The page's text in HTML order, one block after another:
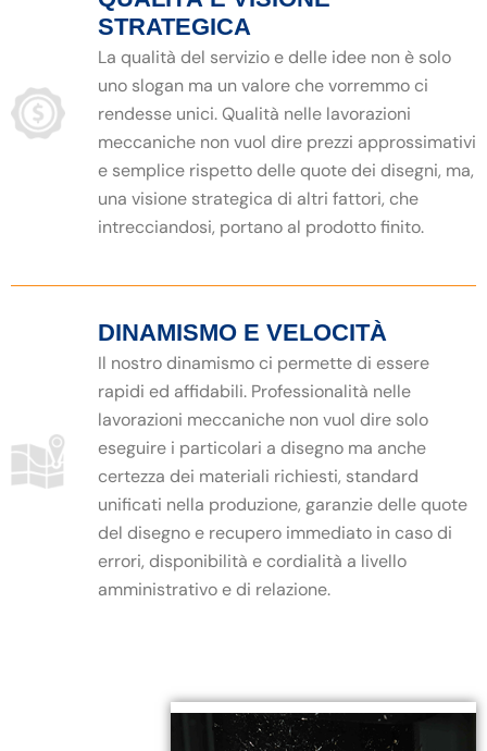
STRATEGICA
La qualità del servizio e delle idee non è solo
uno slogan ma un valore che vorremmo ci
rendesse unici. Qualità nelle lavorazioni
meccaniche non vuol dire prezzi approssimativi
e semplice rispetto delle quote dei disegni, ma,
una visione strategica di altri fattori, che
intrecciandosi, portano al prodotto finito.
DINAMISMO E VELOCITÀ
Il nostro dinamismo ci permette di essere
rapidi ed affidabili. Professionalità nelle
lavorazioni meccaniche non vuol dire solo
eseguire i particolari a disegno ma anche
certezza dei materiali richiesti, standard
unificati nella produzione, garanzie delle quote
del disegno e recupero immediato in caso di
errori, disponibilità e cordialità a livello
amministrativo e di relazione.